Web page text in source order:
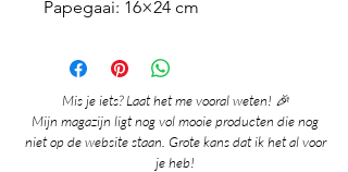
Papegaai: 16×24 cm
Mis je iets? Laat het me vooral weten! 🎉
Mijn magazijn ligt nog vol mooie producten die nog
niet op de website staan. Grote kans dat ik het al voor
je heb!